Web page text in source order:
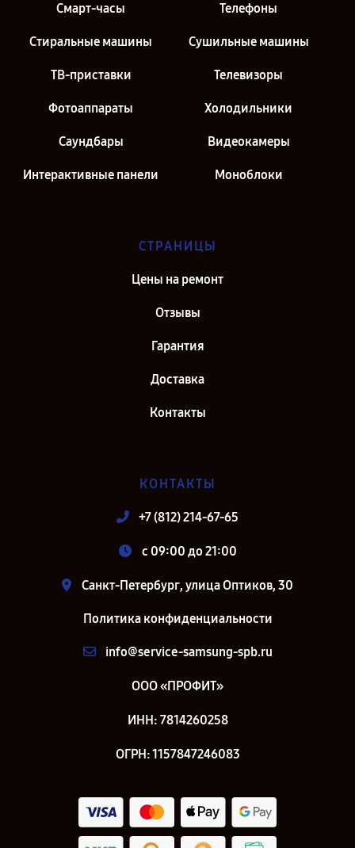
Смарт-часы Телефоны
Стиральные машины Сушильные машины
ТВ-приставки Телевизоры
Фотоаппараты Холодильники
Саундбары Видеокамеры
Интерактивные панели Моноблоки
СТРАНИЦЫ
Цены на ремонт
Отзывы
Гарантия
Доставка
Контакты
КОНТАКТЫ
+7 (812) 214-67-65
c 09:00 до 21:00
Санкт-Петербург, улица Оптиков, 30
Политика конфиденциальности
info@service-samsung-spb.ru
ООО «ПРОФИТ»
ИНН: 7814260258
ОГРН: 1157847246083